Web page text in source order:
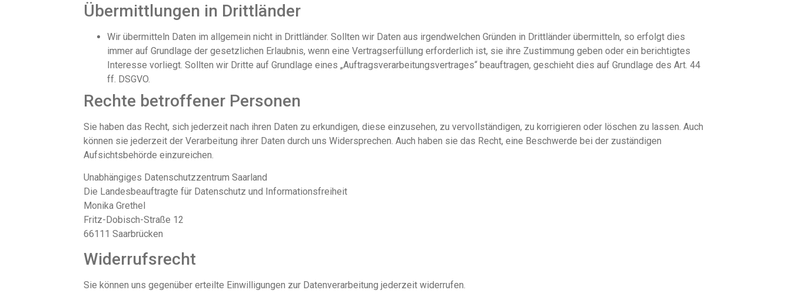
Übermittlungen in Drittländer
Wir übermitteln Daten im allgemein nicht in Drittländer. Sollten wir Daten aus irgendwelchen Gründen in Drittländer übermitteln, so erfolgt dies
immer auf Grundlage der gesetzlichen Erlaubnis, wenn eine Vertragserfüllung erforderlich ist, sie ihre Zustimmung geben oder ein berichtigtes
Interesse vorliegt. Sollten wir Dritte auf Grundlage eines „Auftragsverarbeitungsvertrages“ beauftragen, geschieht dies auf Grundlage des Art. 44
ff. DSGVO.
Rechte betroffener Personen
Sie haben das Recht, sich jederzeit nach ihren Daten zu erkundigen, diese einzusehen, zu vervollständigen, zu korrigieren oder löschen zu lassen. Auch
können sie jederzeit der Verarbeitung ihrer Daten durch uns Widersprechen. Auch haben sie das Recht, eine Beschwerde bei der zuständigen
Aufsichtsbehörde einzureichen.
Unabhängiges Datenschutzzentrum Saarland
Die Landesbeauftragte für Datenschutz und Informationsfreiheit
Monika Grethel
Fritz-Dobisch-Straße 12
66111 Saarbrücken
Widerrufsrecht
Sie können uns gegenüber erteilte Einwilligungen zur Datenverarbeitung jederzeit widerrufen.